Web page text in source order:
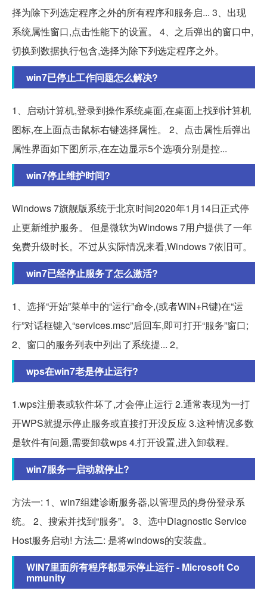
择为除下列选定程序之外的所有程序和服务启... 3、出现
系统属性窗口,点击性能下的设置。 4、之后弹出的窗口中,
切换到数据执行包含,选择为除下列选定程序之外。
win7已停止工作问题怎么解决?
1、启动计算机,登录到操作系统桌面,在桌面上找到计算机
图标,在上面点击鼠标右键选择属性。 2、点击属性后弹出
属性界面如下图所示,在左边显示5个选项分别是控...
win7停止维护时间?
Windows 7旗舰版系统于北京时间2020年1月14日正式停
止更新维护服务。 但是微软为Windows 7用户提供了一年
免费升级时长。不过从实际情况来看,Windows 7依旧可。
win7已经停止服务了怎么激活?
1、选择“开始”菜单中的“运行”命令,(或者WIN+R键)在“运
行”对话框键入“services.msc”后回车,即可打开“服务”窗口;
2、窗口的服务列表中列出了系统提... 2。
wps在win7老是停止运行?
1.wps注册表或软件坏了,才会停止运行 2.通常表现为一打
开WPS就提示停止服务或直接打开没反应 3.这种情况多数
是软件有问题,需要卸载wps 4.打开设置,进入卸载程。
win7服务一启动就停止?
方法一: 1、win7组建诊断服务器,以管理员的身份登录系
统。 2、搜索并找到“服务”。 3、选中Diagnostic Service
Host服务启动! 方法二: 是将windows的安装盘。
WIN7里面所有程序都显示停止运行 - Microsoft Co
mmunity